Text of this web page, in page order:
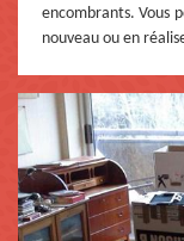
encombrants. Vous
nouveau ou en